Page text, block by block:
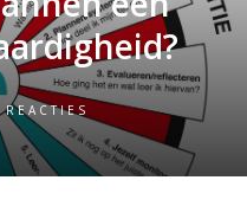
REACTIES